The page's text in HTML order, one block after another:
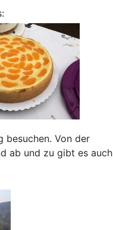
besuchen. Von der
ab und zu gibt es auch